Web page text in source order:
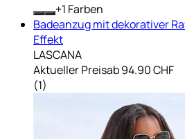
+ Farben
Badeanzug mit dekorativer
Effekt
LASCANA
Aktueller Preisab94.90 CHF
(1)